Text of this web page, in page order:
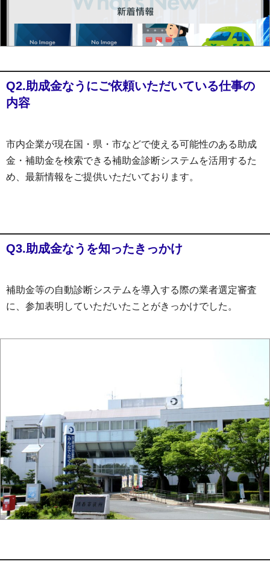
Q2.助成金なうにご依頼いただいている仕事の
内容
市内企業が現在国・県・市などで使える可能性のある助成
金・補助金を検索できる補助金診断システムを活用するた
め、最新情報をご提供いただいております。
Q3.助成金なうを知ったきっかけ
補助金等の自動診断システムを導入する際の業者選定審査
に、参加表明していただいたことがきっかけでした。